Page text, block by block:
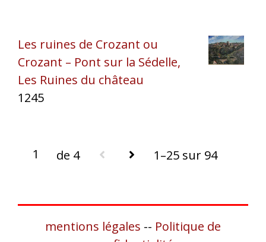
Les ruines de Crozant ou
Crozant – Pont sur la Sédelle,
Les Ruines du château
1245
de 4 1–25 sur 94
mentions légales -- Politique de